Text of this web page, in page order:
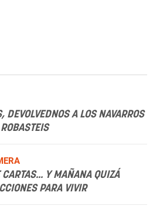
DEVOLVEDNOS A LOS NAVARROS
CARTAS... Y MAÑANA QUIZÁ
PARA VIVIR